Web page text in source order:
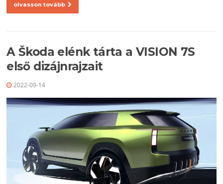
olvasson tovább
A Škoda elénk tárta a VISION 7S
első dizájnrajzait
2022-09-14